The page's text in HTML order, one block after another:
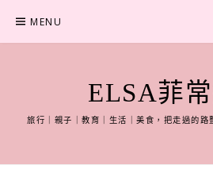
content
MENU
ELSA菲
旅行｜親子｜教育｜生活｜美食，把走過的路